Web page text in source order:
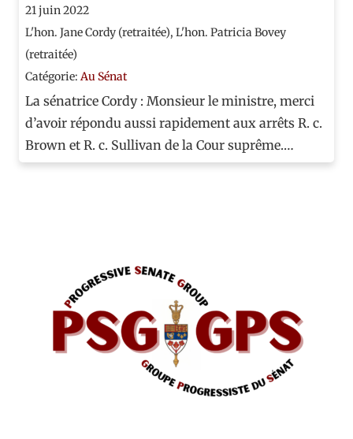
21 juin 2022
L'hon. Jane Cordy (retraitée), L'hon. Patricia Bovey
(retraitée)
Catégorie: Au Sénat
La sénatrice Cordy : Monsieur le ministre, merci
d’avoir répondu aussi rapidement aux arrêts R. c.
Brown et R. c. Sullivan de la Cour suprême.…